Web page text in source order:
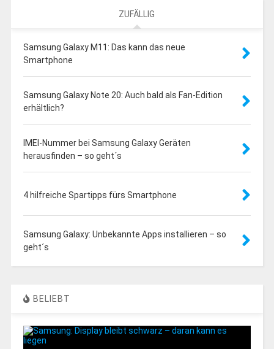
ZUFÄLLIG
Samsung Galaxy M11: Das kann das neue
Smartphone
Samsung Galaxy Note 20: Auch bald als Fan-Edition
erhältlich?
IMEI-Nummer bei Samsung Galaxy Geräten
herausfinden – so geht´s
4 hilfreiche Spartipps fürs Smartphone
Samsung Galaxy: Unbekannte Apps installieren – so
geht´s
BELIEBT